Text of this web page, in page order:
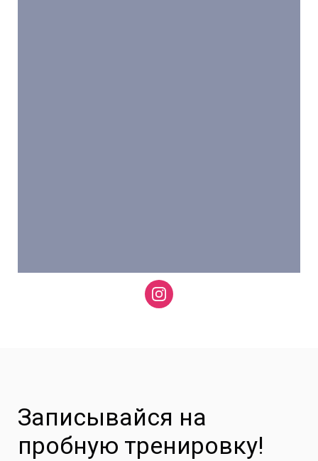
Записывайся на
пробную тренировку!